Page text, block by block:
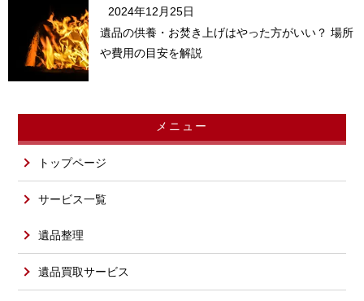
2024年12月25日
遺品の供養・お焚き上げはやった方がいい？ 場所
や費用の目安を解説
メニュー
トップページ
サービス一覧
遺品整理
遺品買取サービス